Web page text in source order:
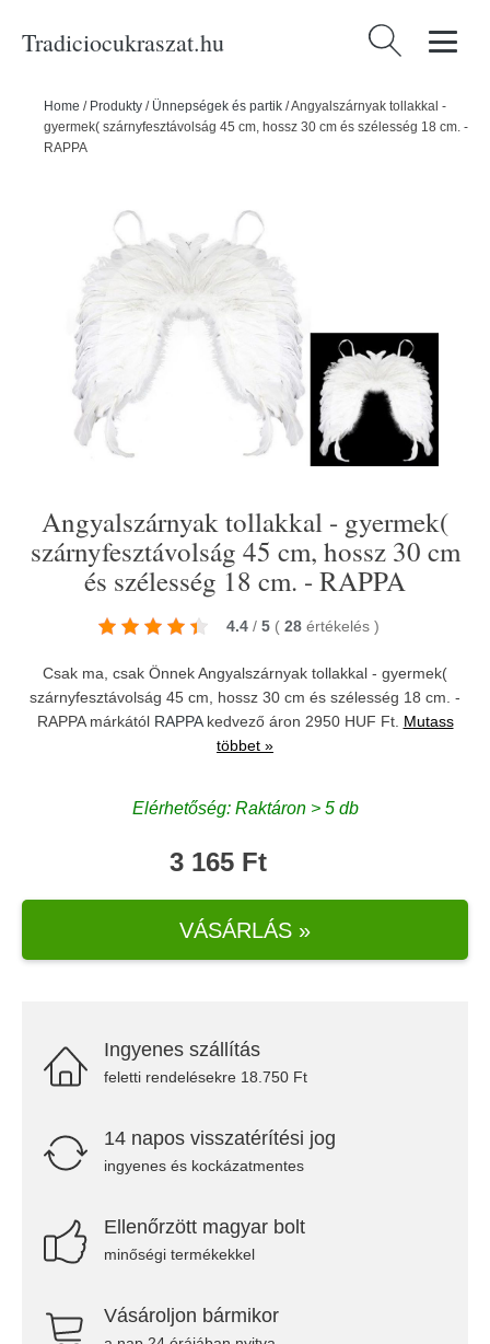
Tradiciocukraszat.hu Keresés:
Home / Produkty / Ünnepségek és partik /Angyalszárnyak tollakkal -
gyermek( szárnyfesztávolság 45 cm, hossz 30 cm és szélesség 18 cm. -
RAPPA
Angyalszárnyak tollakkal - gyermek(
szárnyfesztávolság 45 cm, hossz 30 cm
és szélesség 18 cm. - RAPPA
4.4 / 5 ( 28 értékelés )
Csak ma, csak Önnek Angyalszárnyak tollakkal - gyermek(
szárnyfesztávolság 45 cm, hossz 30 cm és szélesség 18 cm. -
RAPPA márkától RAPPAkedvező áron 2950 HUF Ft. Mutass
többet »
Elérhetőség: Raktáron > 5 db
3 165 Ft
VÁSÁRLÁS »
Ingyenes szállítás
feletti rendelésekre 18.750 Ft
14 napos visszatérítési jog
ingyenes és kockázatmentes
Ellenőrzött magyar bolt
minőségi termékekkel
Vásároljon bármikor